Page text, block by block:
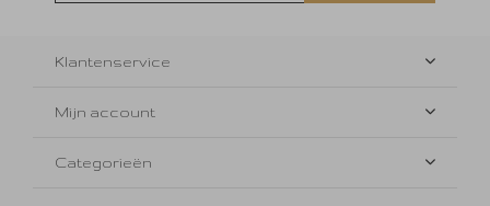
Klantenservice
Mijn account
Categorieën